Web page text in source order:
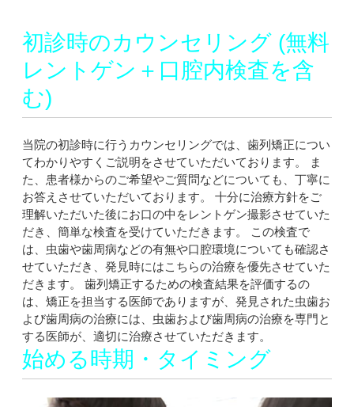
初診時のカウンセリング (無料
レントゲン＋口腔内検査を含
む)
当院の初診時に行うカウンセリングでは、歯列矯正につい
てわかりやすくご説明をさせていただいております。 ま
た、患者様からのご希望やご質問などについても、丁寧に
お答えさせていただいております。 十分に治療方針をご
理解いただいた後にお口の中をレントゲン撮影させていた
だき、簡単な検査を受けていただきます。 この検査で
は、虫歯や歯周病などの有無や口腔環境についても確認さ
せていただき、発見時にはこちらの治療を優先させていた
だきます。 歯列矯正するための検査結果を評価するの
は、矯正を担当する医師でありますが、発見された虫歯お
よび歯周病の治療には、虫歯および歯周病の治療を専門と
する医師が、適切に治療させていただきます。
始める時期・タイミング